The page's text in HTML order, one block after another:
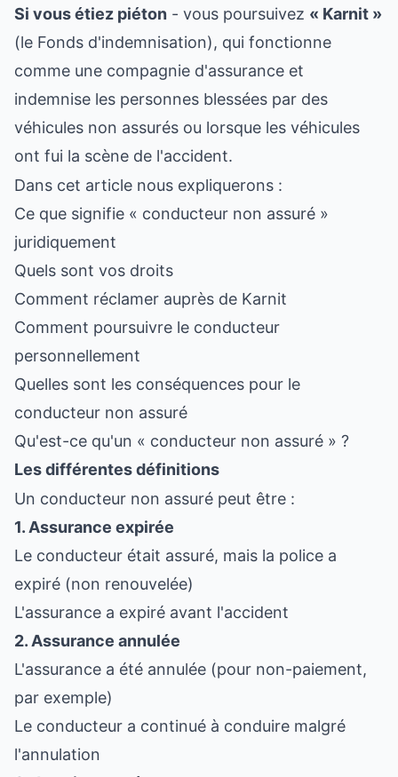
Si vous étiez piéton - vous poursuivez « Karnit »
(le Fonds d'indemnisation), qui fonctionne
comme une compagnie d'assurance et
indemnise les personnes blessées par des
véhicules non assurés ou lorsque les véhicules
ont fui la scène de l'accident.
Dans cet article nous expliquerons :
Ce que signifie « conducteur non assuré »
juridiquement
Quels sont vos droits
Comment réclamer auprès de Karnit
Comment poursuivre le conducteur
personnellement
Quelles sont les conséquences pour le
conducteur non assuré
Qu'est-ce qu'un « conducteur non assuré » ?
Les différentes définitions
Un conducteur non assuré peut être :
1. Assurance expirée
Le conducteur était assuré, mais la police a
expiré (non renouvelée)
L'assurance a expiré avant l'accident
2. Assurance annulée
L'assurance a été annulée (pour non-paiement,
par exemple)
Le conducteur a continué à conduire malgré
l'annulation